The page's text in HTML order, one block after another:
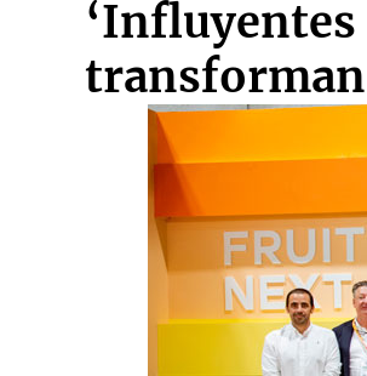
‘Influyentes